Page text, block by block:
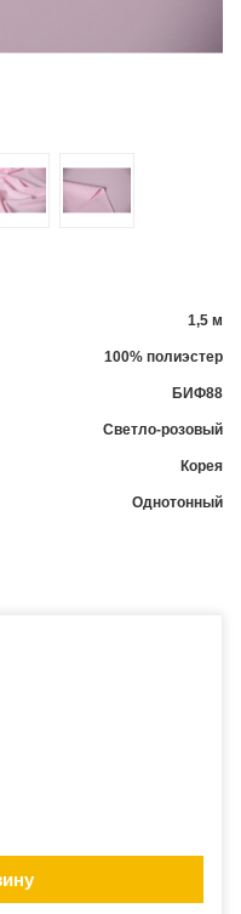
1,5 м
100% полиэстер
БИФ88
Светло-розовый
Корея
Однотонный